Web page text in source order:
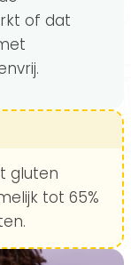
of dat
gluten
tot 65%